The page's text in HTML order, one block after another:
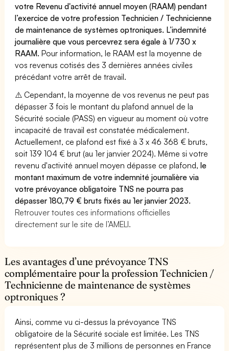
votre Revenu d'activité annuel moyen (RAAM) pendant
l’exercice de votre profession Technicien / Technicienne
de maintenance de systèmes optroniques. L’indemnité
journalière que vous percevrez sera égale à 1/730 x
RAAM. Pour information, le RAAM est la moyenne de
vos revenus cotisés des 3 dernières années civiles
précédant votre arrêt de travail.
⚠️ Cependant, la moyenne de vos revenus ne peut pas
dépasser 3 fois le montant du plafond annuel de la
Sécurité sociale (PASS) en vigueur au moment où votre
incapacité de travail est constatée médicalement.
Actuellement, ce plafond est fixé à 3 x 46 368 € bruts,
soit 139 104 € brut (au 1er janvier 2024). Même si votre
revenu d'activité annuel moyen dépasse ce plafond,le
montant maximum de votre indemnité journalière via
votre prévoyance obligatoire TNS ne pourra pas
dépasser 180,79 € bruts fixés au 1er janvier 2023.
Retrouver toutes ces informations officielles
directement sur le site de l’AMELI.
Les avantages d’une prévoyance TNS
complémentaire pour la profession Technicien /
Technicienne de maintenance de systèmes
optroniques ?
Ainsi, comme vu ci-dessus la prévoyance TNS
obligatoire de la Sécurité sociale est limitée. Les TNS
représentent plus de 3 millions de personnes en France